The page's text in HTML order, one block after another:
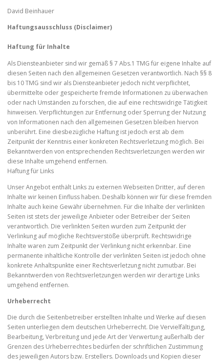
David Beinhauer
Haftungsausschluss (Disclaimer)
Haftung für Inhalte
Als Diensteanbieter sind wir gemäß § 7 Abs.1 TMG für eigene Inhalte auf
diesen Seiten nach den allgemeinen Gesetzen verantwortlich. Nach §§ 8
bis 10 TMG sind wir als Diensteanbieter jedoch nicht verpflichtet,
übermittelte oder gespeicherte fremde Informationen zu überwachen
oder nach Umständen zu forschen, die auf eine rechtswidrige Tätigkeit
hinweisen. Verpflichtungen zur Entfernung oder Sperrung der Nutzung
von Informationen nach den allgemeinen Gesetzen bleiben hiervon
unberührt. Eine diesbezügliche Haftung ist jedoch erst ab dem
Zeitpunkt der Kenntnis einer konkreten Rechtsverletzung möglich. Bei
Bekanntwerden von entsprechenden Rechtsverletzungen werden wir
diese Inhalte umgehend entfernen.
Haftung für Links
Unser Angebot enthält Links zu externen Webseiten Dritter, auf deren
Inhalte wir keinen Einfluss haben. Deshalb können wir für diese fremden
Inhalte auch keine Gewähr übernehmen. Für die Inhalte der verlinkten
Seiten ist stets der jeweilige Anbieter oder Betreiber der Seiten
verantwortlich. Die verlinkten Seiten wurden zum Zeitpunkt der
Verlinkung auf mögliche Rechtsverstöße überprüft. Rechtswidrige
Inhalte waren zum Zeitpunkt der Verlinkung nicht erkennbar. Eine
permanente inhaltliche Kontrolle der verlinkten Seiten ist jedoch ohne
konkrete Anhaltspunkte einer Rechtsverletzung nicht zumutbar. Bei
Bekanntwerden von Rechtsverletzungen werden wir derartige Links
umgehend entfernen.
Urheberrecht
Die durch die Seitenbetreiber erstellten Inhalte und Werke auf diesen
Seiten unterliegen dem deutschen Urheberrecht. Die Vervielfältigung,
Bearbeitung, Verbreitung und jede Art der Verwertung außerhalb der
Grenzen des Urheberrechtes bedürfen der schriftlichen Zustimmung
des jeweiligen Autors bzw. Erstellers. Downloads und Kopien dieser